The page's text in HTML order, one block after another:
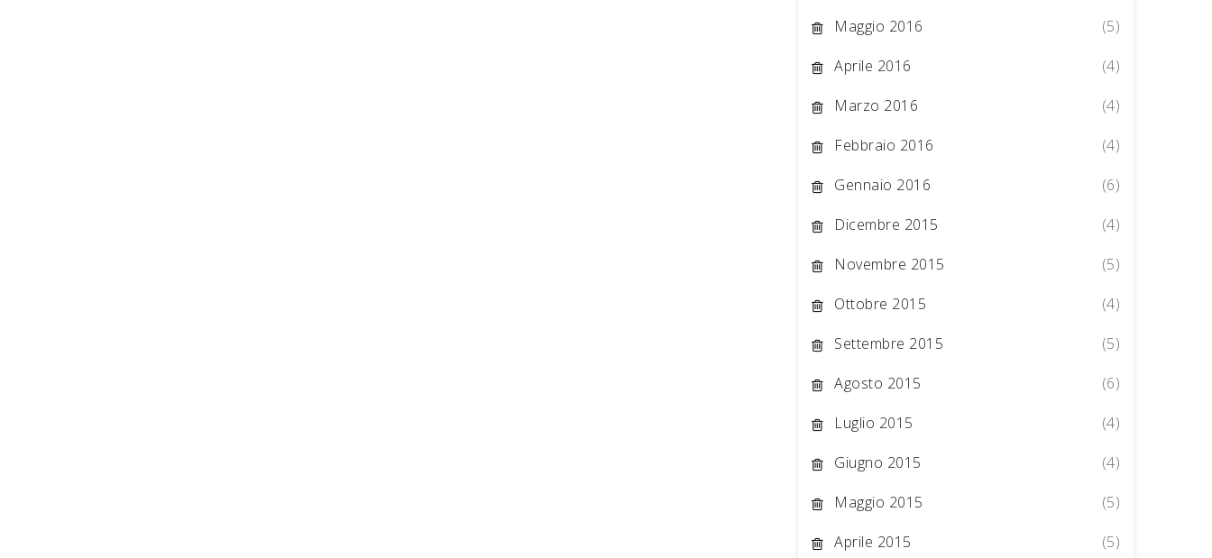
Maggio 2016
(5)
Aprile 2016
(4)
Marzo 2016
(4)
Febbraio 2016
(4)
Gennaio 2016
(6)
Dicembre 2015
(4)
Novembre 2015
(5)
Ottobre 2015
(4)
Settembre 2015
(5)
Agosto 2015
(6)
Luglio 2015
(4)
Giugno 2015
(4)
Maggio 2015
(5)
Aprile 2015
(5)